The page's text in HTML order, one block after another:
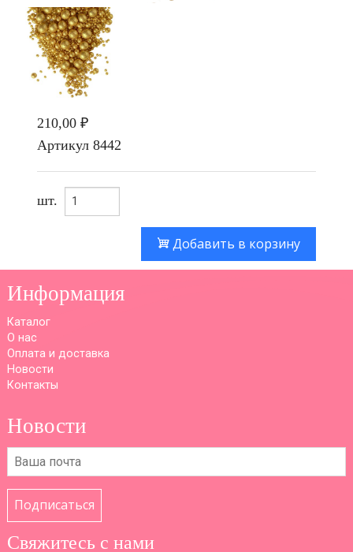
210,00 ₽
Артикул 8442
шт.
Добавить в корзину
Информация
Каталог
О нас
Оплата и доставка
Новости
Контакты
Новости
Подписаться
Свяжитесь с нами